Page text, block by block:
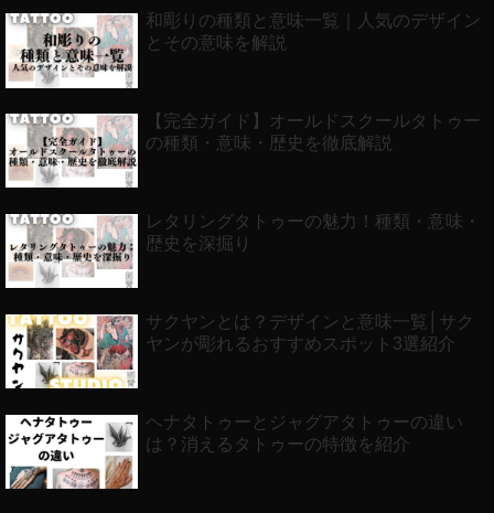
和彫りの種類と意味一覧｜人気のデザイン
とその意味を解説
【完全ガイド】オールドスクールタトゥー
の種類・意味・歴史を徹底解説
レタリングタトゥーの魅力！種類・意味・
歴史を深掘り
サクヤンとは？デザインと意味一覧│サク
ヤンが彫れるおすすめスポット3選紹介
ヘナタトゥーとジャグアタトゥーの違い
は？消えるタトゥーの特徴を紹介